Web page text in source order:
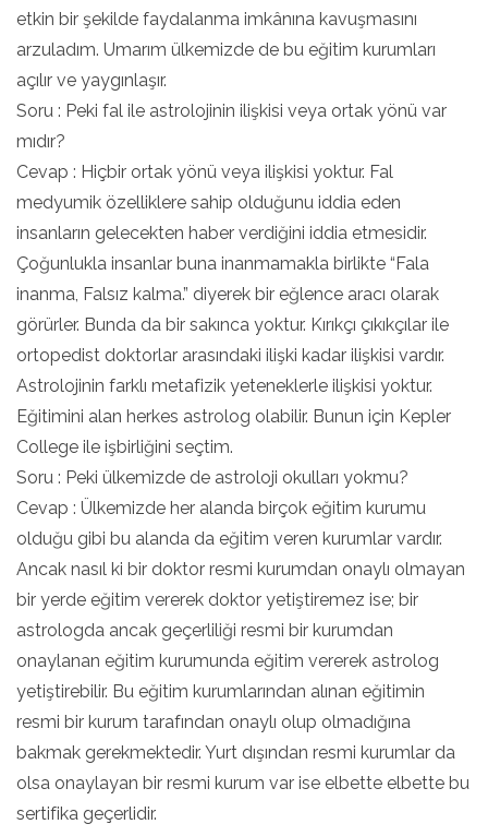
etkin bir şekilde faydalanma imkânına kavuşmasını
arzuladım. Umarım ülkemizde de bu eğitim kurumları
açılır ve yaygınlaşır.
Soru : Peki fal ile astrolojinin ilişkisi veya ortak yönü var
mıdır?
Cevap : Hiçbir ortak yönü veya ilişkisi yoktur. Fal
medyumik özelliklere sahip olduğunu iddia eden
insanların gelecekten haber verdiğini iddia etmesidir.
Çoğunlukla insanlar buna inanmamakla birlikte “Fala
inanma, Falsız kalma.” diyerek bir eğlence aracı olarak
görürler. Bunda da bir sakınca yoktur. Kırıkçı çıkıkçılar ile
ortopedist doktorlar arasındaki ilişki kadar ilişkisi vardır.
Astrolojinin farklı metafizik yeteneklerle ilişkisi yoktur.
Eğitimini alan herkes astrolog olabilir. Bunun için Kepler
College ile işbirliğini seçtim.
Soru : Peki ülkemizde de astroloji okulları yokmu?
Cevap : Ülkemizde her alanda birçok eğitim kurumu
olduğu gibi bu alanda da eğitim veren kurumlar vardır.
Ancak nasıl ki bir doktor resmi kurumdan onaylı olmayan
bir yerde eğitim vererek doktor yetiştiremez ise; bir
astrologda ancak geçerliliği resmi bir kurumdan
onaylanan eğitim kurumunda eğitim vererek astrolog
yetiştirebilir. Bu eğitim kurumlarından alınan eğitimin
resmi bir kurum tarafından onaylı olup olmadığına
bakmak gerekmektedir. Yurt dışından resmi kurumlar da
olsa onaylayan bir resmi kurum var ise elbette elbette bu
sertifika geçerlidir.